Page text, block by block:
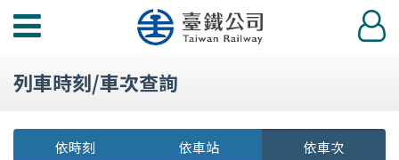
功
選
登
入
列車時刻/車次查詢
依時刻 依車站 依車次